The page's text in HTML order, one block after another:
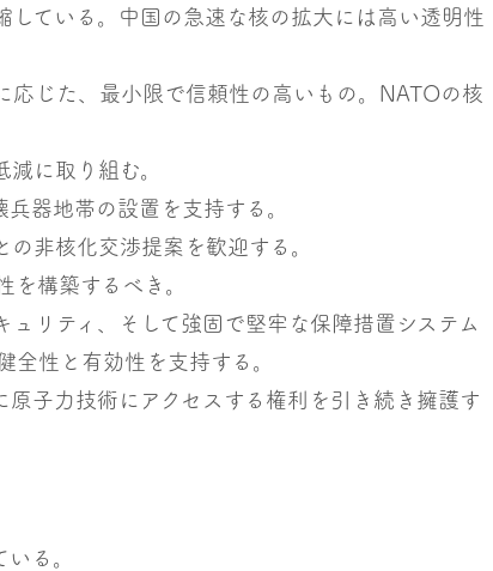
している。中国の急速な核の拡大には高い透明性
応じた、最小限で信頼性の高いもの。NATOの核
に取り組む。
器地帯の設置を支持する。
の非核化交渉提案を歓迎する。
を構築するべき。
リティ、そして強固で堅牢な保障措置システム
全性と有効性を支持する。
子力技術にアクセスする権利を引き続き擁護す
る。